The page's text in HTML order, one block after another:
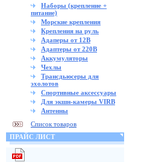
Наборы (крепление +
питание)
Морские крепления
Крепления на руль
Адаперы от 12В
Адаптеры от 220В
Аккумуляторы
Чехлы
Трансдьюсеры для
эхолотов
Спортивные аксессуары
Для экшн-камеры VIRB
Антенны
Список товаров
ПРАЙС ЛИСТ